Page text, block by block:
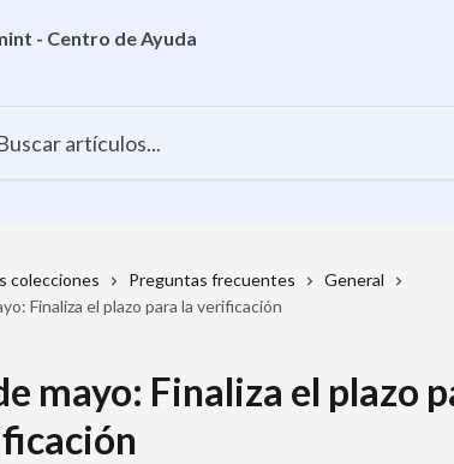
colecciones Preguntas frecuentes
General
Finaliza el plazo para la verificación
mayo: Finaliza el plazo